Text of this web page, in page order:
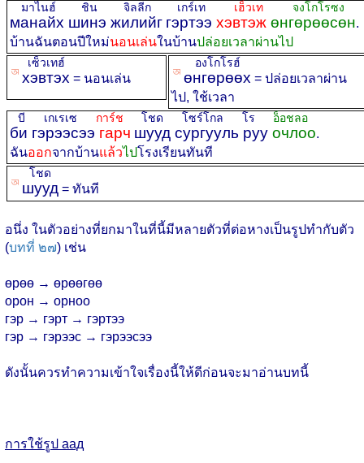
манайх шинэ жилийг
มาไนฮ์ ชิน จิลลีก
гэртээ хэвтэж өнгөрөөсөн
เกร์เท เฮ็วเท จงโกโรซง
.
บ้านฉันตอนปีใหม่นอนเล่นในบ้านปล่อยเวลาผ่านไป
ꡐ хэвтэх
เซ็วเทฮ์
= นอนเล่น ꡐ өнгөрөөх
องโกโรฮ์
= ปล่อยเวลาผ่าน
ไป, ใช้เวลา
би гэрээсээ гарч
บี เกเรเซ การ์ช
шууд сургууль руу очлоо
โชด โซร์โกล โร อ็อชลอ
.
ฉันออกจากบ้านแล้วไปโรงเรียนทันที
ꡐ шууд
โชด
= ทันที
อนึ่ง ในตัวอย่างที่ยกมาในที่นี้มีหลายตัวที่ต่อหางเป็นรูปทำกับตัว
(บทที่ ๒๗) เช่น
өрөө → өрөөгөө
орон → орноо
гэр → гэрт → гэртээ
гэр → гэрээс → гэрээсээ
ดังนั้นควรทำความเข้าใจเรื่องนี้ให้ดีก่อนจะมาอ่านบทนี้
การใช้รูป аад